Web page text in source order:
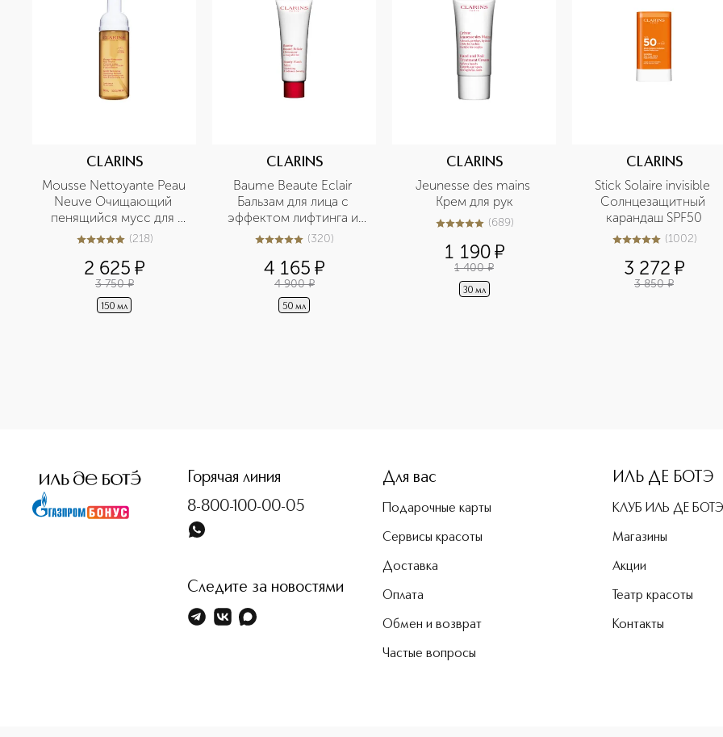
CLARINS
Mousse Nettoyante Peau
Neuve Очищающий
пенящийся мусс для
любого типа кожи
5из 5218 (218)
2 625 ¤
3 750 ¤
150 мл
CLARINS
Baume Beaute Eclair
Бальзам для лица с
эффектом лифтинга и
сияния
5из 5320 (320)
4 165 ¤
4 900 ¤
50 мл
CLARINS
Jeunesse des mains
Крем для рук
5из 5689 (689)
1 190¤
1 400 ¤
30 мл
CLARINS
Stick Solaire invisible
Солнцезащитный
карандаш SPF50
5из 51002 (1002)
3 272 ¤
3 850 ¤
Горячая линия
8-800-100-00-05
Следите за новостями
Для вас
Подарочные карты
Сервисы красоты
Доставка
Оплата
Обмен и возврат
Частые вопросы
ИЛЬ ДЕ БОТЭ
КЛУБ ИЛЬ ДЕ БОТЭ
Магазины
Акции
Театр красоты
Контакты